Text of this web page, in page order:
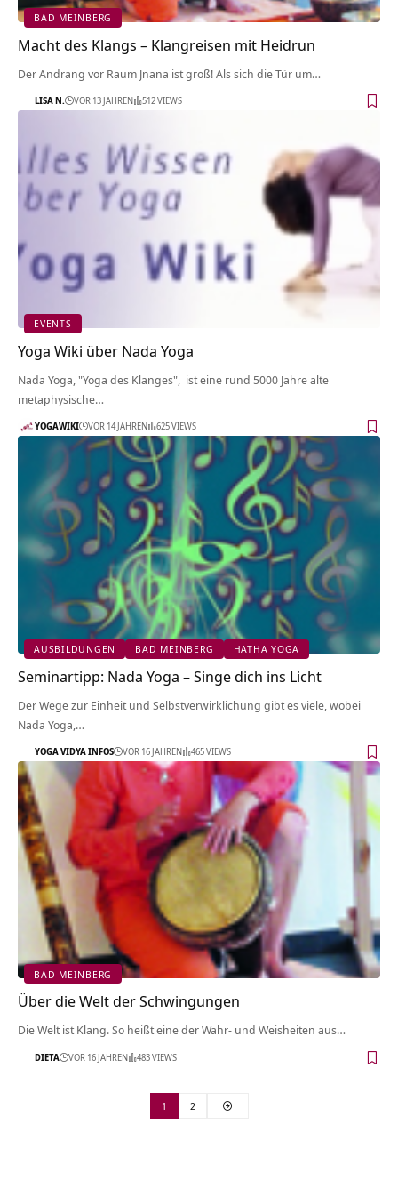
BAD MEINBERG
Macht des Klangs – Klangreisen mit Heidrun
Der Andrang vor Raum Jnana ist groß! Als sich die Tür um…
LISA N. VOR 13 JAHREN 512 VIEWS
EVENTS
Yoga Wiki über Nada Yoga
Nada Yoga, "Yoga des Klanges", ist eine rund 5000 Jahre alte
metaphysische…
YOGAWIKI VOR 14 JAHREN 625 VIEWS
AUSBILDUNGEN BAD MEINBERG HATHA YOGA
Seminartipp: Nada Yoga – Singe dich ins Licht
Der Wege zur Einheit und Selbstverwirklichung gibt es viele, wobei
Nada Yoga,…
YOGA VIDYA INFOS VOR 16 JAHREN 465 VIEWS
BAD MEINBERG
Über die Welt der Schwingungen
Die Welt ist Klang. So heißt eine der Wahr- und Weisheiten aus…
DIETA VOR 16 JAHREN 483 VIEWS
1 2